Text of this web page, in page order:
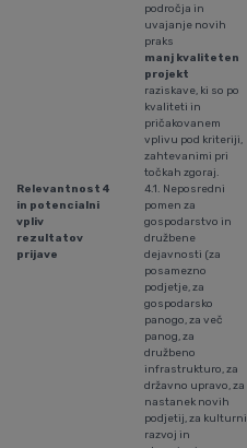
področja in
uvajanje novih
praks
manj kvaliteten
projekt
raziskave, ki so po
kvaliteti in
pričakovanem
vplivu pod kriteriji,
zahtevanimi pri
točkah zgoraj.
Relevantnost
in potencialni
vpliv
rezultatov
prijave
4
4.1. Neposredni
pomen za
gospodarstvo in
družbene
dejavnosti (za
posamezno
podjetje, za
gospodarsko
panogo, za več
panog, za
družbeno
infrastrukturo, za
državno upravo, za
nastanek novih
podjetij, za kulturni
razvoj in